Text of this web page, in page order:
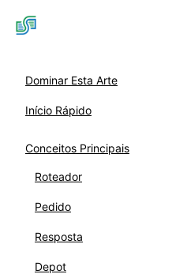
Dominar Esta Arte
Início Rápido
Conceitos Principais
Roteador
Pedido
Resposta
Depot